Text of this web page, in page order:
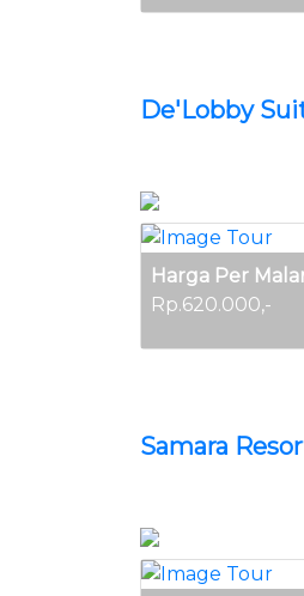
De'Lobby
Harga Per
Rp.620.000,-
Samara